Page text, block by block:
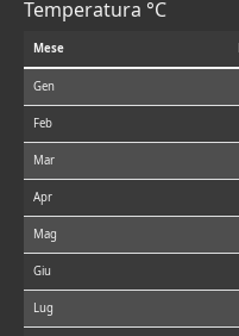
Temperatura °C
Mese
Gen
Feb
Mar
Apr
Mag
Giu
Lug